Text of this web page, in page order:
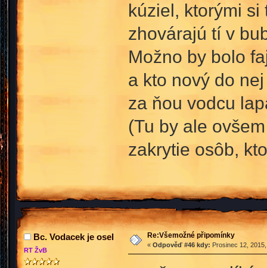
kúziel, ktorými
zhovárajú tí v
Možno by bolo
a kto nový do
za ňou vodcu
(Tu by ale
zakrytie osôb,
Bc. Vodacek je osel
RT ŽvB
Re:Všemožné připomínky
« Odpověď #46 kdy: Prosinec 12,